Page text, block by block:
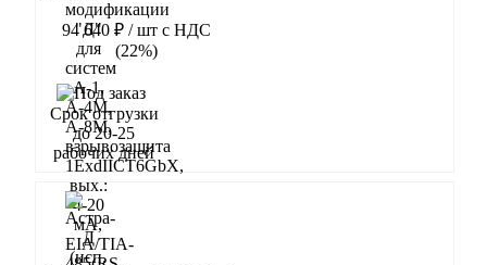
94 640 ₽ / шт с НДС
(22%)
Срок отгрузки
до 20-25
рабочих дней